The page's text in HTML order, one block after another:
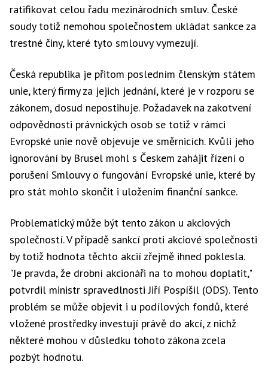
ratifikovat celou řadu mezinárodních smluv. České
soudy totiž nemohou společnostem ukládat sankce za
trestné činy, které tyto smlouvy vymezují.
Česká republika je přitom posledním členským státem
unie, který firmy za jejich jednání, které je v rozporu se
zákonem, dosud nepostihuje. Požadavek na zakotvení
odpovědnosti právnických osob se totiž v rámci
Evropské unie nově objevuje ve směrnicích. Kvůli jeho
ignorování by Brusel mohl s Českem zahájit řízení o
porušení Smlouvy o fungování Evropské unie, které by
pro stát mohlo skončit i uložením finanční sankce.
Problematický může být tento zákon u akciových
společností. V případě sankcí proti akciové společnosti
by totiž hodnota těchto akcií zřejmě ihned poklesla.
"Je pravda, že drobní akcionáři na to mohou doplatit,"
potvrdil ministr spravedlnosti Jiří Pospíšil (ODS). Tento
problém se může objevit i u podílových fondů, které
vložené prostředky investují právě do akcí, z nichž
některé mohou v důsledku tohoto zákona zcela
pozbýt hodnotu.